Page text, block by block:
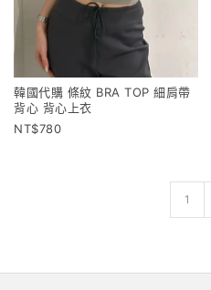
韓國代購 條紋 BRA TOP 細肩帶
背心 背心上衣
780
1